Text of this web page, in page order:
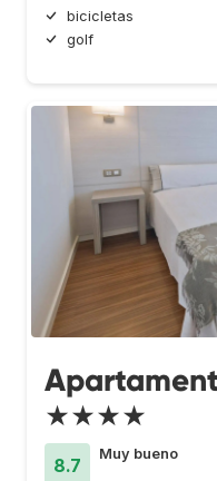
bicicletas
golf
★★★★
8.7
Muy bueno